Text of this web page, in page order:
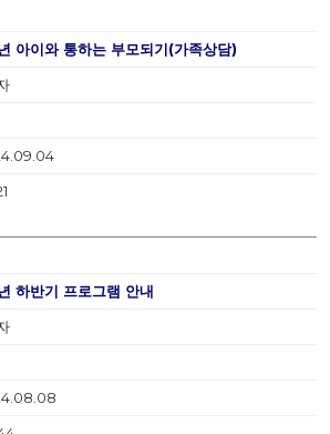
아이와 통하는 부모되기(가족상담)
하반기 프로그램 안내